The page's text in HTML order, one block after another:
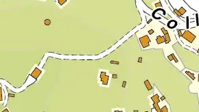
Piemonte
Regione
Puglia
Regione
Sardegna